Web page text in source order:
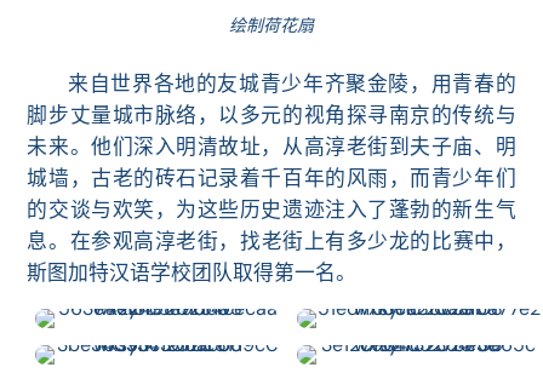
绘制荷花扇
来自世界各地的友城青少年齐聚金陵，用青春的
脚步丈量城市脉络，以多元的视角探寻南京的传统与
未来。他们深入明清故址，从高淳老街到夫子庙、明
城墙，古老的砖石记录着千百年的风雨，而青少年们
的交谈与欢笑，为这些历史遗迹注入了蓬勃的新生气
息。在参观高淳老街，找老街上有多少龙的比赛中，
斯图加特汉语学校团队取得第一名。